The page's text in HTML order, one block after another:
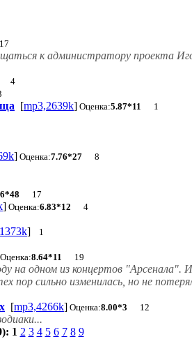
к администратору проекта
4
[mp3,2639k] Оценка:5.87*11 1
] Оценка:7.76*27 8
17
] Оценка:6.83*12 4
] 1
Оценка:8.64*11 19
на одном из концертов "Арсенала".
сильно изменилась, но не
[mp3,4266k] Оценка:8.00*3 12
1 2 3 4 5 6 7 8 9